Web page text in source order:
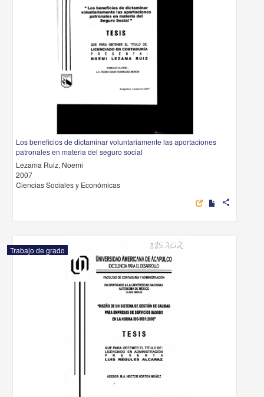
Los beneficios de dictaminar voluntariamente las aportaciones
patronales en materia del seguro social
Lezama Ruiz, Noemi
2007
Ciencias Sociales y Económicas
share
Trabajo de grado